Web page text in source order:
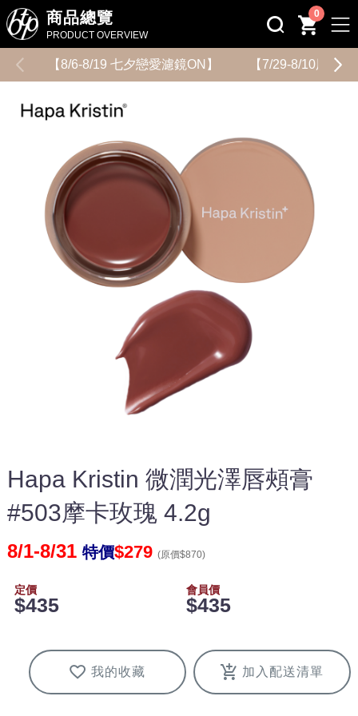
商品總覽
PRODUCT OVERVIEW
0
【8/6-8/19 七夕戀愛濾鏡ON】 【7/29-8/10用健
Hapa Kristin 微潤光澤唇頰膏
#503摩卡玫瑰 4.2g
8/1-8/31 特價$279 (原價$870)
定價
$435
會員價
$435
我的收藏 加入配送清單